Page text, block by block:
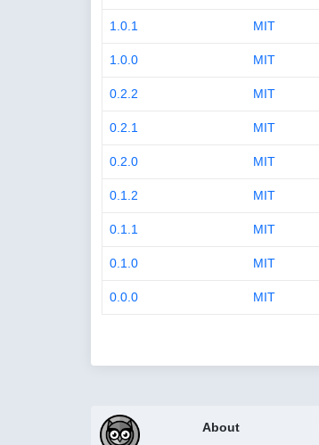
1.0.1 MIT
1.0.0 MIT
0.2.2 MIT
0.2.1 MIT
0.2.0 MIT
0.1.2 MIT
0.1.1 MIT
0.1.0 MIT
0.0.0 MIT
About